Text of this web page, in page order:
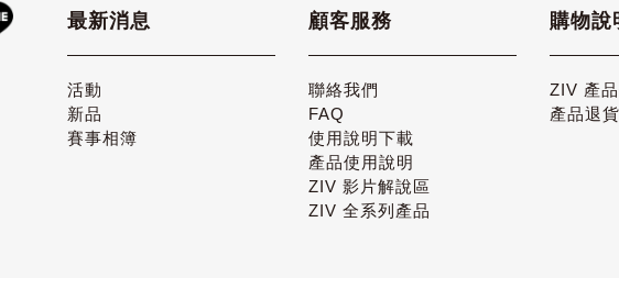
最新消息
活動
新品
賽事相簿
顧客服務
聯絡我們
FAQ
使用說明下載
產品使用說明
ZIV 影片解說區
ZIV 全系列產品
購物說
ZIV 產
產品退